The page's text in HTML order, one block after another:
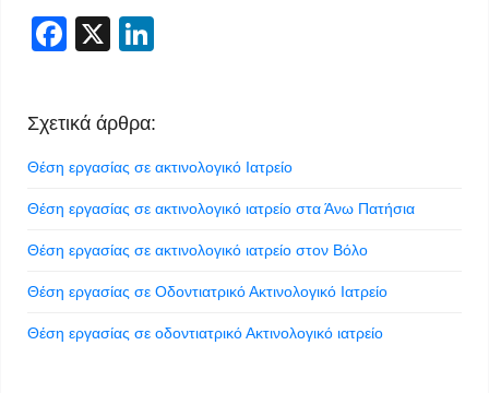
Facebook
X
Σχετικά άρθρα:
Θέση εργασίας σε ακτινολογικό Ιατρείο
Θέση εργασίας σε ακτινολογικό ιατρείο στα Άνω Πατήσια
Θέση εργασίας σε ακτινολογικό ιατρείο στον Βόλο
Θέση εργασίας σε Οδοντιατρικό Ακτινολογικό Ιατρείο
Θέση εργασίας σε οδοντιατρικό Ακτινολογικό ιατρείο